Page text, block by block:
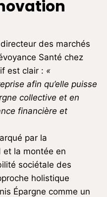
des marchés
Santé chez
est clair : «
afin qu’elle puisse
collective et en
financière et
par la
et la montée en
sociétale des
holistique
Épargne comme un